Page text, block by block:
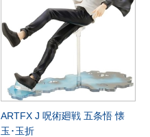
ARTFX J 呪術廻戦 五条悟 懐
玉･玉折